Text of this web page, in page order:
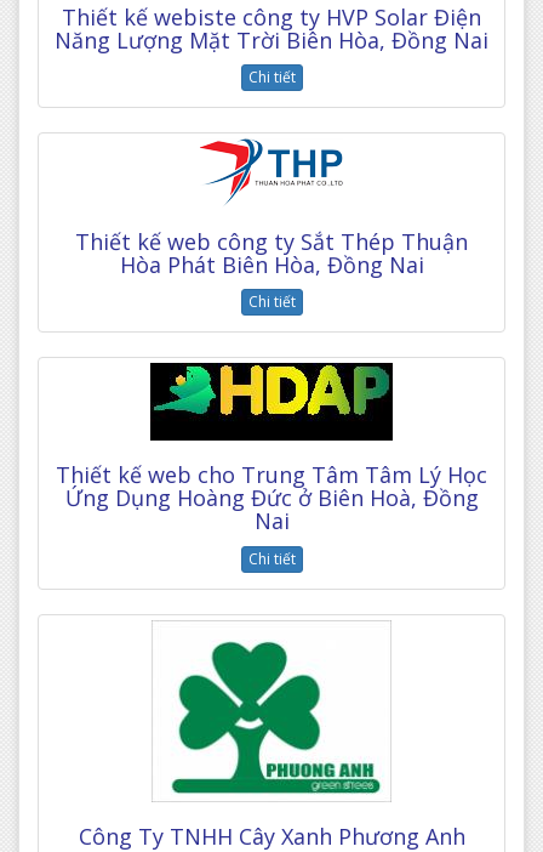
Thiết kế webiste công ty HVP Solar Điện
Năng Lượng Mặt Trời Biên Hòa, Đồng Nai
Chi tiết
Thiết kế web công ty Sắt Thép Thuận
Hòa Phát Biên Hòa, Đồng Nai
Chi tiết
Thiết kế web cho Trung Tâm Tâm Lý Học
Ứng Dụng Hoàng Đức ở Biên Hoà, Đồng
Nai
Chi tiết
Công Ty TNHH Cây Xanh Phương Anh